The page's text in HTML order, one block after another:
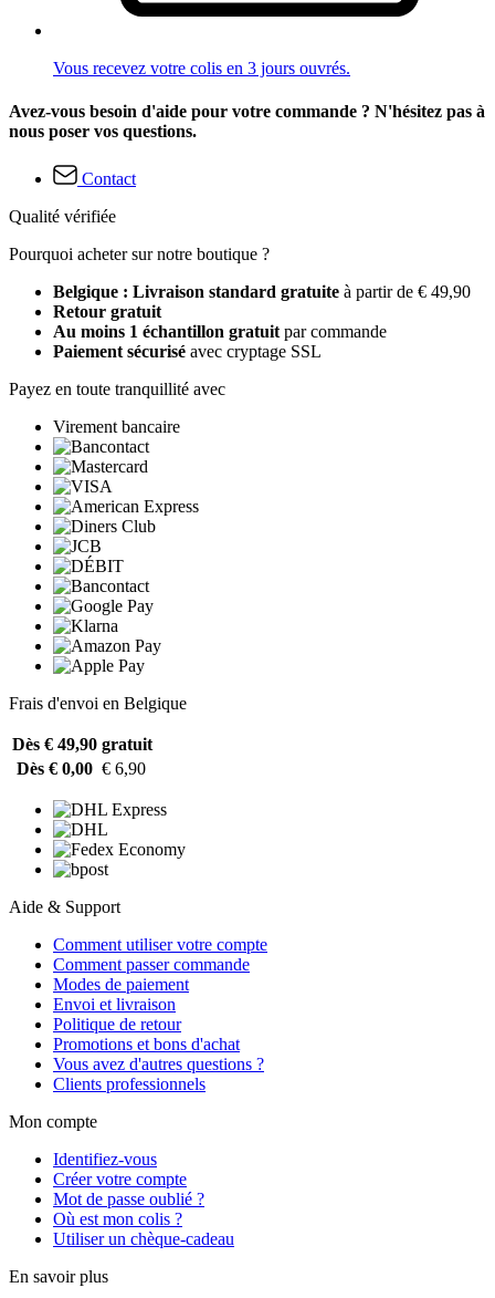
Vous recevez votre colis en 3 jours ouvrés.
Avez-vous besoin d'aide pour votre commande ? N'hésitez pas à
nous poser vos questions.
Contact
Qualité vérifiée
Pourquoi acheter sur notre boutique ?
Belgique : Livraison standard gratuite à partir de € 49,90
Retour gratuit
Au moins 1 échantillon gratuitpar commande
Paiement sécurisé avec cryptage SSL
Payez en toute tranquillité avec
Virement bancaire
Frais d'envoi en Belgique
Dès € 49,90 gratuit
Dès € 0,00 € 6,90
Aide & Support
Comment utiliser votre compte
Comment passer commande
Modes de paiement
Envoi et livraison
Politique de retour
Promotions et bons d'achat
Vous avez d'autres questions ?
Clients professionnels
Mon compte
Identifiez-vous
Créer votre compte
Mot de passe oublié ?
Où est mon colis ?
Utiliser un chèque-cadeau
En savoir plus